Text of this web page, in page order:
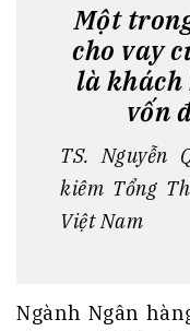
Một
cho vay
là khách
vốn
TS. Nguyễn
kiêm Tổng
Việt Nam
Ngành Ngân